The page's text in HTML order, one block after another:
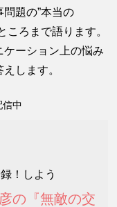
題の”本当の
ころまで語ります。
ケーション上の悩み
します。
信中
！しよう
の『無敵の交